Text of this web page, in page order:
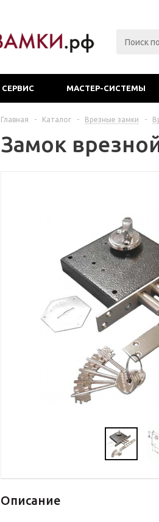
СЕРВИС МАСТЕР-СИСТЕМЫ
Главная - Каталог - Врезные замки -
Замок
Описание